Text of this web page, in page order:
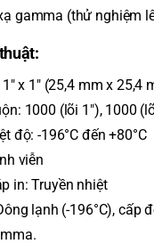
gamma (thử nghiệm
x 1″ (25,4 mm x 25,4
1000 (lõi 1″), 1000
độ: -196°C đến +80°C
viễn
in: Truyền nhiệt
lạnh (-196°C), cấp